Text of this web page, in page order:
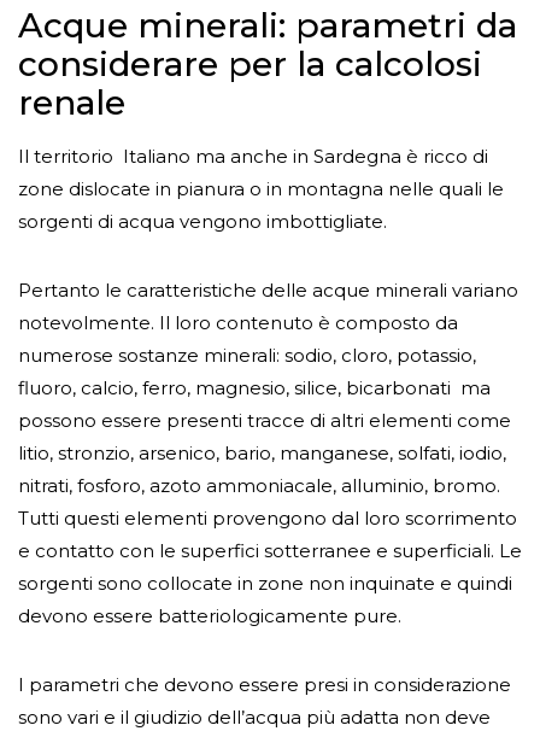
Acque minerali: parametri da
considerare per la calcolosi
renale
Il territorio Italiano ma anche in Sardegna è ricco di
zone dislocate in pianura o in montagna nelle quali le
sorgenti di acqua vengono imbottigliate.
Pertanto le caratteristiche delle acque minerali variano
notevolmente. Il loro contenuto è composto da
numerose sostanze minerali: sodio, cloro, potassio,
fluoro, calcio, ferro, magnesio, silice, bicarbonati ma
possono essere presenti tracce di altri elementi come
litio, stronzio, arsenico, bario, manganese, solfati, iodio,
nitrati, fosforo, azoto ammoniacale, alluminio, bromo.
Tutti questi elementi provengono dal loro scorrimento
e contatto con le superfici sotterranee e superficiali. Le
sorgenti sono collocate in zone non inquinate e quindi
devono essere batteriologicamente pure.
I parametri che devono essere presi in considerazione
sono vari e il giudizio dell’acqua più adatta non deve